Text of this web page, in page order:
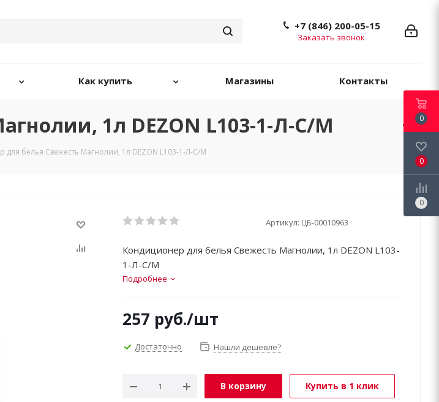
+7 (846) 200-05-15
Заказать звонок
Как купить Магазины Контакты
1л DEZON L103-1-Л-С/М
для белья Свежесть Магнолии, 1л DEZON L103-1-Л-С/М
Артикул: ЦБ-00010963
Кондиционер для белья Свежесть Магнолии, 1л DEZON L103-
1-Л-С/М
Подробнее
257 руб./шт
Достаточно Нашли дешевле?
В корзину Купить в 1 клик
0
0
0